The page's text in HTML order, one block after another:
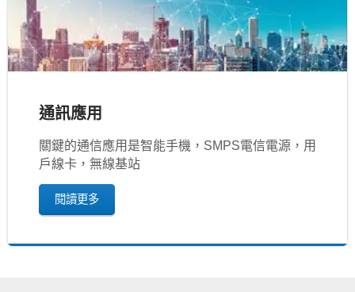
通訊應用
關鍵的通信應用是智能手機，SMPS電信電源，用
戶線卡，無線基站
閱讀更多